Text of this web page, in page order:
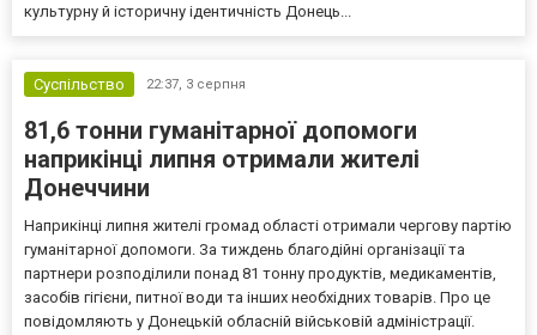
культурну й історичну ідентичність Донець...
Суспільство 22:37, 3 серпня
81,6 тонни гуманітарної допомоги
наприкінці липня отримали жителі
Донеччини
Наприкінці липня жителі громад області отримали чергову партію
гуманітарної допомоги. За тиждень благодійні організації та
партнери розподілили понад 81 тонну продуктів, медикаментів,
засобів гігієни, питної води та інших необхідних товарів. Про це
повідомляють у Донецькій обласній військовій адміністрації.